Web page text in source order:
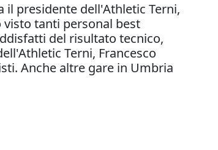
presidente dell'Athletic Terni,
visto tanti personal best
del risultato tecnico,
Terni, Francesco
Anche altre gare in Umbria